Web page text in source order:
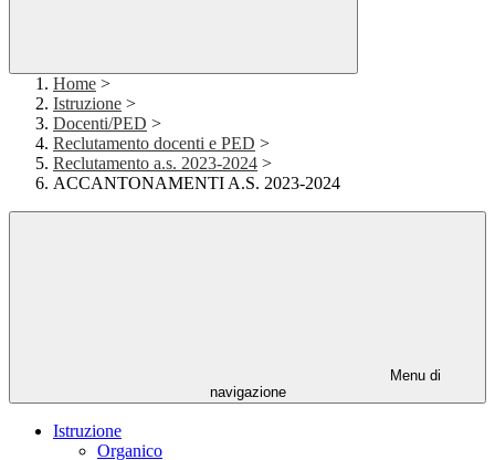
Home >
Istruzione >
Docenti/PED >
Reclutamento docenti e PED >
Reclutamento a.s. 2023-2024 >
ACCANTONAMENTI A.S. 2023-2024
Menu di
navigazione
Istruzione
Organico